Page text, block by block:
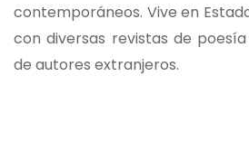
contemporáneos. Vive en
con diversas revistas de
de autores extranjeros.